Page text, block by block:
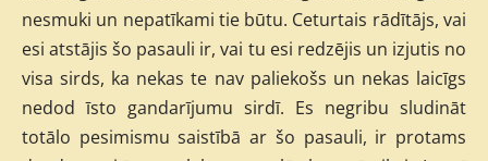
nesmuki un nepatīkami tie būtu. Ceturtais rādītājs, vai
esi atstājis šo pasauli ir, vai tu esi redzējis un izjutis no
visa sirds, ka nekas te nav paliekošs un nekas laicīgs
nedod īsto gandarījumu sirdī. Es negribu sludināt
totālo pesimismu saistībā ar šo pasauli, ir protams